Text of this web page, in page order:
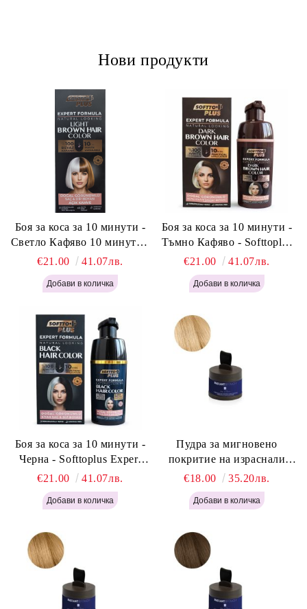
Нови продукти
Боя за коса за 10 минути -
Светло Кафяво 10 минути -
Softtoplus Expert Woman
Light Brown 400мл
€21.00 41.07лв.
Боя за коса за 10 минути -
Тъмно Кафяво - Softtoplus
Expert Woman Dark Brown
400 мл
€21.00 41.07лв.
Боя за коса за 10 минути -
Черна - Softtoplus Expert
Woman Black 400мл
€21.00 41.07лв.
Пудра за мигновено
покритие на израснали
корени Светло Русо - Labor
Pro Instant Retouch Powder -
Light Blonde H646
€18.00 35.20лв.